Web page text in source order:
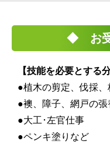
◆ お受
【技能を必要とする分
●植木の剪定、伐採、
●襖、障子、網戸の張
●大工･左官仕事
●ペンキ塗りなど